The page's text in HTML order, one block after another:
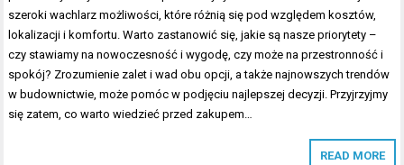
szeroki wachlarz możliwości, które różnią się pod względem kosztów,
lokalizacji i komfortu. Warto zastanowić się, jakie są nasze priorytety –
czy stawiamy na nowoczesność i wygodę, czy może na przestronność i
spokój? Zrozumienie zalet i wad obu opcji, a także najnowszych trendów
w budownictwie, może pomóc w podjęciu najlepszej decyzji. Przyjrzyjmy
się zatem, co warto wiedzieć przed zakupem…
READ MORE